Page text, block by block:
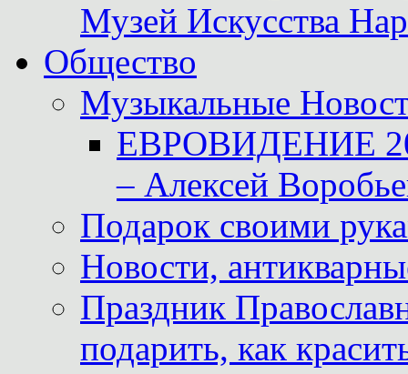
Музей Искусства
Общество
Музыкальные
ЕВРОВИДЕНИЕ
– Алексей
Подарок своими
Новости,
Праздник
подарить, как